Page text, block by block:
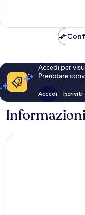
Accedi per
Prenotare
Accedi Iscriviti